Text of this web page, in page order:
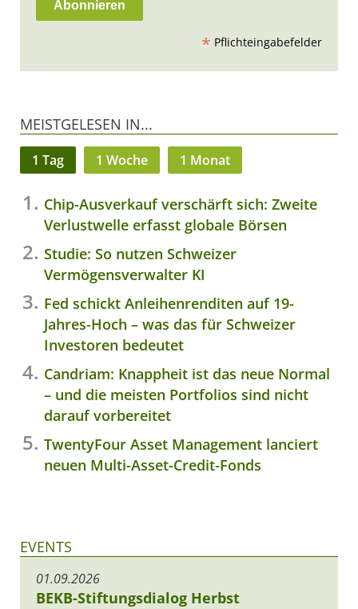
* Pflichteingabefelder
MEISTGELESEN IN...
1 Tag 1 Woche 1 Monat
Chip-Ausverkauf verschärft sich: Zweite
Verlustwelle erfasst globale Börsen
Studie: So nutzen Schweizer
Vermögensverwalter KI
Fed schickt Anleihenrenditen auf 19-
Jahres-Hoch – was das für Schweizer
Investoren bedeutet
Candriam: Knappheit ist das neue Normal
– und die meisten Portfolios sind nicht
darauf vorbereitet
TwentyFour Asset Management lanciert
neuen Multi-Asset-Credit-Fonds
EVENTS
01.09.2026
BEKB-Stiftungsdialog Herbst